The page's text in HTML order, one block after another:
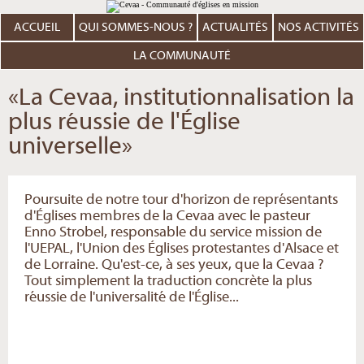
au
contenu.
Aller
personnels
ACCUEIL QUI SOMMES-NOUS ? ACTUALITÉS NOS ACTIVITÉS
LA COMMUNAUTÉ
«La Cevaa, institutionnalisation la
plus réussie de l'Église
universelle»
Poursuite de notre tour d'horizon de représentants
d'Églises membres de la Cevaa avec le pasteur
Enno Strobel, responsable du service mission de
l'UEPAL, l'Union des Églises protestantes d'Alsace et
de Lorraine. Qu'est-ce, à ses yeux, que la Cevaa ?
Tout simplement la traduction concrète la plus
réussie de l'universalité de l'Église...